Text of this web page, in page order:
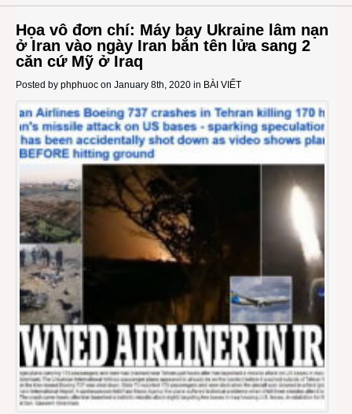
Họa vô đơn chí: Máy bay Ukraine lâm nạn
ở Iran vào ngày Iran bắn tên lửa sang 2
căn cứ Mỹ ở Iraq
Posted by phphuoc on January 8th, 2020 in BÀI VIẾT